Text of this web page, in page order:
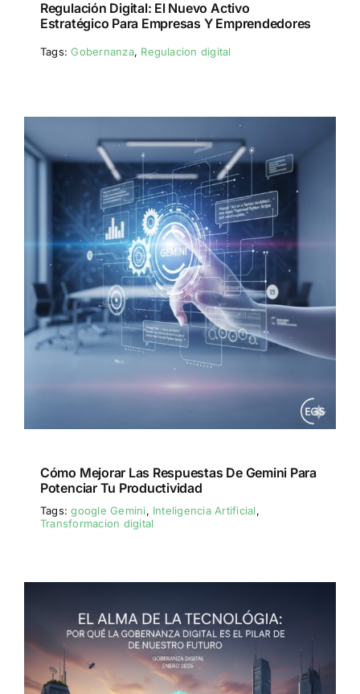
Regulación Digital: El Nuevo Activo
Estratégico Para Empresas Y Emprendedores
Tags:Gobernanza, Regulacion digital
Cómo Mejorar Las Respuestas De Gemini Para
Potenciar Tu Productividad
Tags:google Gemini, Inteligencia Artificial,
Transformacion digital